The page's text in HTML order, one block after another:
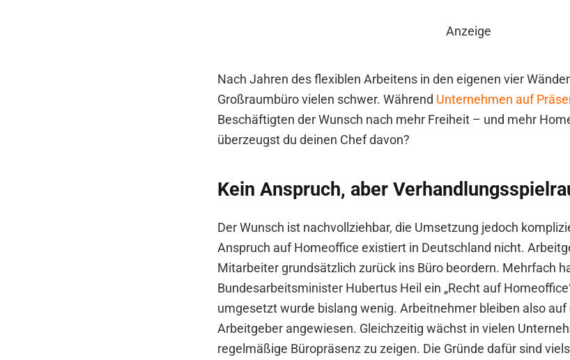
Anzeige
Nach Jahren des flexiblen Arbeitens in den eigenen vier
Großraumbüro vielen schwer. Während Unternehmen auf
Beschäftigten der Wunsch nach mehr Freiheit – und mehr
überzeugst du deinen Chef davon?
Kein Anspruch, aber
Der Wunsch ist nachvollziehbar, die Umsetzung jedoch
Anspruch auf Homeoffice existiert in Deutschland nicht.
Mitarbeiter grundsätzlich zurück ins Büro beordern. Mehrfach
Bundesarbeitsminister Hubertus Heil ein „Recht auf
umgesetzt wurde bislang wenig. Arbeitnehmer bleiben also auf
Arbeitgeber angewiesen. Gleichzeitig wächst in vielen
regelmäßige Büropräsenz zu zeigen. Die Gründe dafür sind